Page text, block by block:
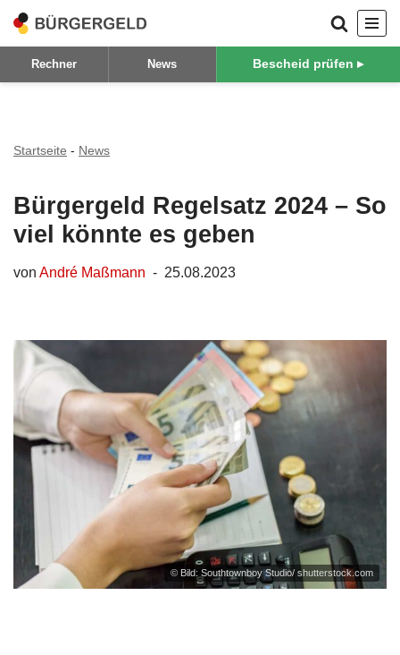
Zum
Inhalt
Rechner News Bescheid prüfen ▸
Startseite - News
Bürgergeld Regelsatz 2024 – So
viel könnte es geben
von André Maßmann 25.08.2023
© Bild: Southtownboy Studio/ shutterstock.com